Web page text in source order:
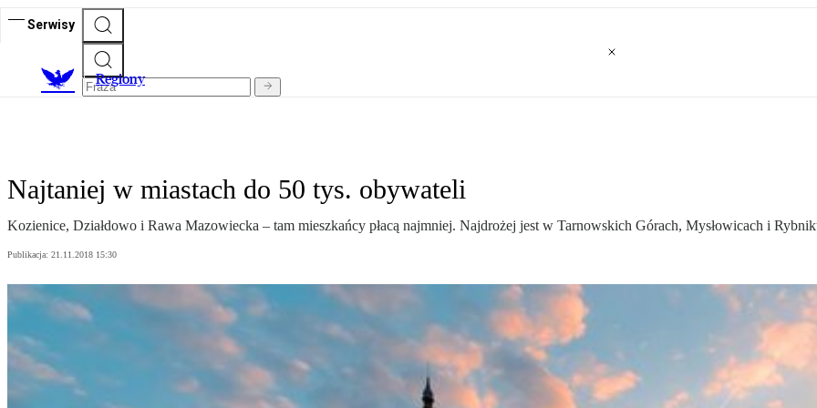
Serwisy
Regiony
Najtaniej w miastach do 50 tys. obywateli
Kozienice, Działdowo i Rawa Mazowiecka – tam mieszkańcy płacą najmniej. Najdrożej jest w Tarnowskich Górach, Mysłowicach i
Publikacja: 21.11.2018 15:30